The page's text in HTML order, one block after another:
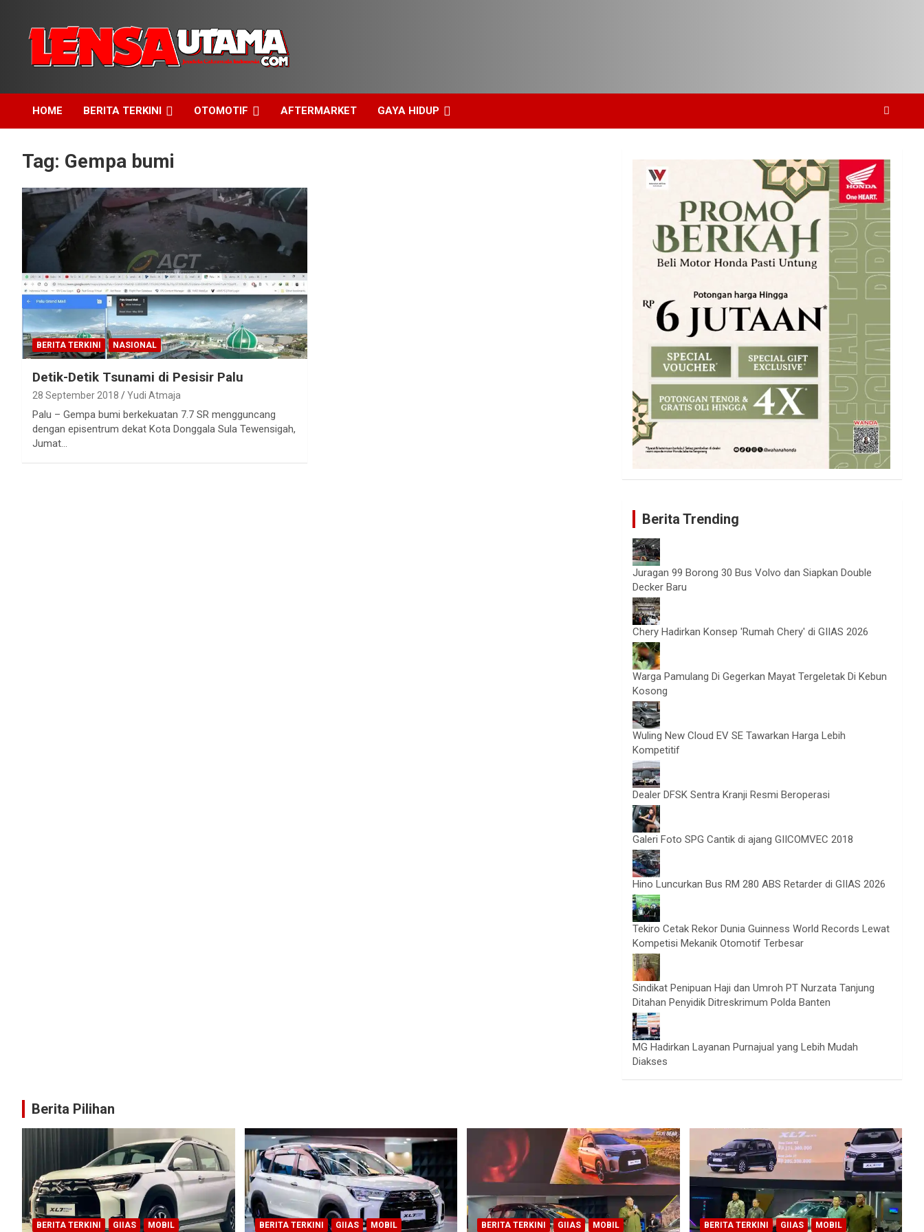
content
LensaUtama
HOME BERITA TERKINI OTOMOTIF AFTERMARKET GAYA HIDUP
Tag: Gempa bumi
BERITA TERKINI NASIONAL
Detik-Detik Tsunami di Pesisir Palu
28 September 2018 Yudi Atmaja
Palu – Gempa bumi berkekuatan 7.7 SR mengguncang
dengan episentrum dekat Kota Donggala Sula Tewensigah,
Jumat…
Berita Trending
Juragan 99 Borong 30 Bus Volvo dan Siapkan Double
Decker Baru
Chery Hadirkan Konsep 'Rumah Chery' di GIIAS 2026
Warga Pamulang Di Gegerkan Mayat Tergeletak Di Kebun
Kosong
Wuling New Cloud EV SE Tawarkan Harga Lebih
Kompetitif
Dealer DFSK Sentra Kranji Resmi Beroperasi
Galeri Foto SPG Cantik di ajang GIICOMVEC 2018
Hino Luncurkan Bus RM 280 ABS Retarder di GIIAS 2026
Tekiro Cetak Rekor Dunia Guinness World Records Lewat
Kompetisi Mekanik Otomotif Terbesar
Sindikat Penipuan Haji dan Umroh PT Nurzata Tanjung
Ditahan Penyidik Ditreskrimum Polda Banten
MG Hadirkan Layanan Purnajual yang Lebih Mudah
Diakses
Berita Pilihan
BERITA TERKINI GIIAS MOBIL BERITA TERKINI GIIAS MOBIL BERITA TERKINI GIIAS MOBIL BERITA TERKINI GIIAS MOBIL